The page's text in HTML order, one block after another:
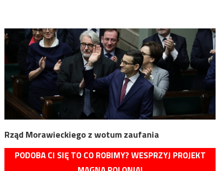
Rząd Morawieckiego z wotum zaufania
PODOBA CI SIĘ TO CO ROBIMY? WESPRZYJ PROJEKT